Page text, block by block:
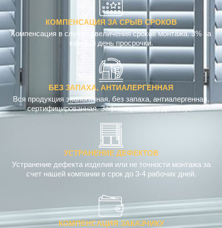
КОМПЕНСАЦИЯ ЗА СРЫВ СРОКОВ
Компенсация в случае увеличения сроков монтажа. 3% за
каждый день просрочки.
БЕЗ ЗАПАХА, АНТИАЛЕРГЕННАЯ
Вся продукция экологичная, без запаха, антиалергенная,
сертифицированная. Зафиксировано в договоре.
УСТРАНЕНИЕ ДЕФЕКТОВ
Устранение дефекта изделия или не точности монтажа за
счет нашей компании в срок до 3-4 рабочих дней.
КОМПЕНСАЦИЯ ЗАКАЗЧИКУ